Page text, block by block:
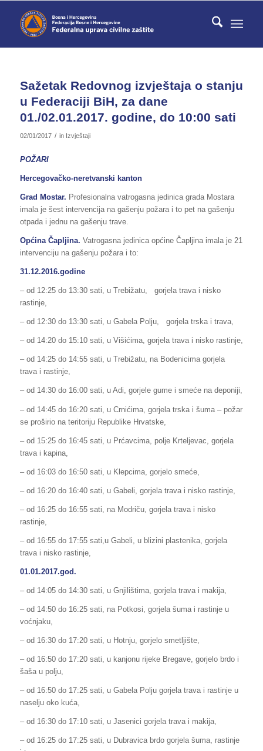
Sažetak Redovnog izvještaja o stanju
u Federaciji BiH, za dane
01./02.01.2017. godine, do 10:00 sati
02/01/2017 / in Izvještaji
POŽARI
Hercegovačko-neretvanski kanton
Grad Mostar. Profesionalna vatrogasna jedinica grada Mostara
imala je šest intervencija na gašenju požara i to pet na gašenju
otpada i jednu na gašenju trave.
Općina Čapljina. Vatrogasna jedinica općine Čapljina imala je 21
intervenciju na gašenju požara i to:
31.12.2016.godine
– od 12:25 do 13:30 sati, u Trebižatu, gorjela trava i nisko
rastinje,
– od 12:30 do 13:30 sati, u Gabela Polju, gorjela trska i trava,
– od 14:20 do 15:10 sati, u Višićima, gorjela trava i nisko rastinje,
– od 14:25 do 14:55 sati, u Trebižatu, na Bodenicima gorjela
trava i rastinje,
– od 14:30 do 16:00 sati, u Adi, gorjele gume i smeće na deponiji,
– od 14:45 do 16:20 sati, u Crnićima, gorjela trska i šuma – požar
se proširio na teritoriju Republike Hrvatske,
– od 15:25 do 16:45 sati, u Prćavcima, polje Krteljevac, gorjela
trava i kapina,
– od 16:03 do 16:50 sati, u Klepcima, gorjelo smeće,
– od 16:20 do 16:40 sati, u Gabeli, gorjela trava i nisko rastinje,
– od 16:25 do 16:55 sati, na Modriču, gorjela trava i nisko
rastinje,
– od 16:55 do 17:55 sati,u Gabeli, u blizini plastenika, gorjela
trava i nisko rastinje,
01.01.2017.god.
– od 14:05 do 14:30 sati, u Gnjilištima, gorjela trava i makija,
– od 14:50 do 16:25 sati, na Potkosi, gorjela šuma i rastinje u
voćnjaku,
– od 16:30 do 17:20 sati, u Hotnju, gorjelo smetljište,
– od 16:50 do 17:20 sati, u kanjonu rijeke Bregave, gorjelo brdo i
šaša u polju,
– od 16:50 do 17:25 sati, u Gabela Polju gorjela trava i rastinje u
naselju oko kuća,
– od 16:30 do 17:10 sati, u Jasenici gorjela trava i makija,
– od 16:25 do 17:25 sati, u Dubravica brdo gorjela šuma, rastinje